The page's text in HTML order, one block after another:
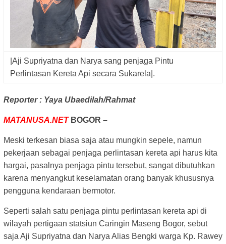
|Aji Supriyatna dan Narya sang penjaga Pintu
Perlintasan Kereta Api secara Sukarela|.
Reporter : Yaya Ubaedilah/Rahmat
MATANUSA.NETBOGOR –
Meski terkesan biasa saja atau mungkin sepele, namun
pekerjaan sebagai penjaga perlintasan kereta api harus kita
hargai, pasalnya penjaga pintu tersebut, sangat dibutuhkan
karena menyangkut keselamatan orang banyak khususnya
pengguna kendaraan bermotor.
Seperti salah satu penjaga pintu perlintasan kereta api di
wilayah pertigaan statsiun Caringin Maseng Bogor, sebut
saja Aji Supriyatna dan Narya Alias Bengki warga Kp. Rawey